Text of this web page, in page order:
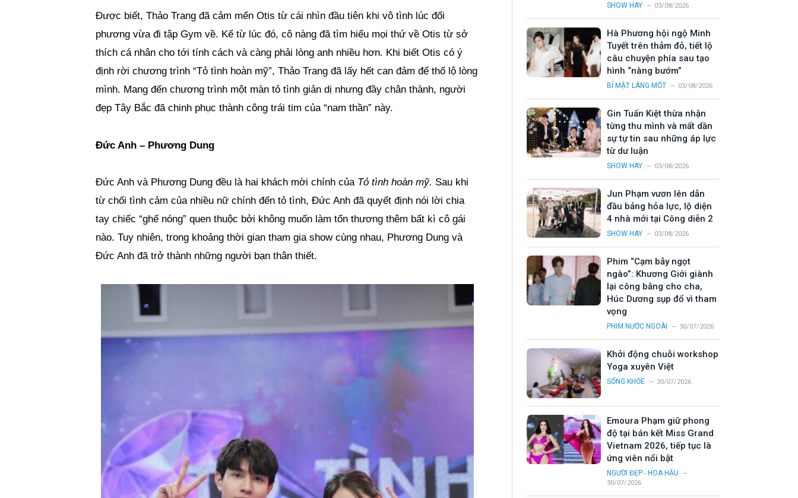
Được biết, Thảo Trang đã cảm mến Otis từ cái nhìn đầu tiên khi vô tình lúc đối
phương vừa đi tập Gym về. Kể từ lúc đó, cô nàng đã tìm hiểu mọi thứ về Otis từ sở
thích cá nhân cho tới tính cách và càng phải lòng anh nhiều hơn. Khi biết Otis có ý
định rời chương trình “Tỏ tình hoàn mỹ”, Thảo Trang đã lấy hết can đảm để thổ lộ lòng
mình. Mang đến chương trình một màn tỏ tình giản dị nhưng đầy chân thành, người
đẹp Tây Bắc đã chinh phục thành công trái tim của “nam thần” này.
Đức Anh – Phương Dung
Đức Anh và Phương Dung đều là hai khách mời chính của Tỏ tình hoàn mỹ. Sau khi
từ chối tình cảm của nhiều nữ chính đến tỏ tình, Đức Anh đã quyết định nói lời chia
tay chiếc “ghế nóng” quen thuộc bởi không muốn làm tổn thương thêm bất kì cô gái
nào. Tuy nhiên, trong khoảng thời gian tham gia show cùng nhau, Phương Dung và
Đức Anh đã trở thành những người bạn thân thiết.
SHOW HAY 03/08/2026
Hà Phương hội ngộ Minh
Tuyết trên thảm đỏ, tiết lộ
câu chuyện phía sau tạo
hình “nàng bướm”
BÍ MẬT LÀNG MỐT 03/08/2026
Gin Tuấn Kiệt thừa nhận
từng thu mình và mất dần
sự tự tin sau những áp lực
từ dư luận
SHOW HAY 03/08/2026
Jun Phạm vươn lên dẫn
đầu bảng hỏa lực, lộ diện
4 nhà mới tại Công diễn 2
SHOW HAY 03/08/2026
Phim “Cạm bẫy ngọt
ngào”: Khương Giới giành
lại công bằng cho cha,
Húc Dương sụp đổ vì tham
vọng
PHIM NƯỚC NGOÀI 30/07/2026
Khởi động chuỗi workshop
Yoga xuyên Việt
SỐNG KHỎE 30/07/2026
Emoura Phạm giữ phong
độ tại bán kết Miss Grand
Vietnam 2026, tiếp tục là
ứng viên nổi bật
NGƯỜI ĐẸP - HOA HẬU
30/07/2026